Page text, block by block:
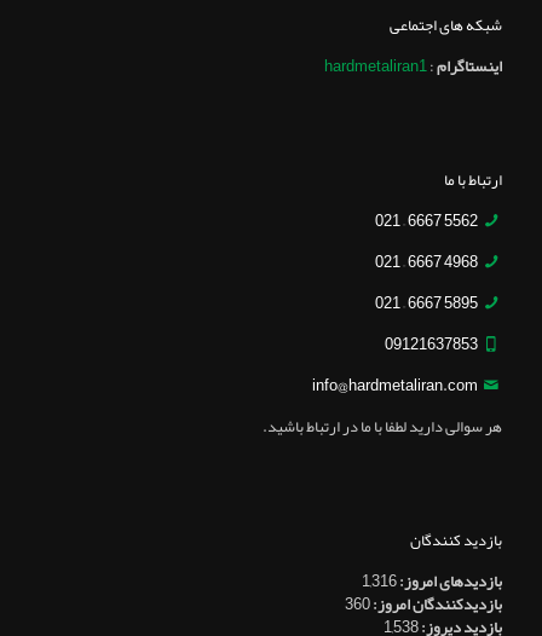
شبکه های اجتماعی
اینستاگرام:
hardmetaliran1
ارتباط با ما
5562 6667 – 021
4968 6667 – 021
5895 6667 – 021
09121637853
info@hardmetaliran.com
هر سوالی دارید لطفا با ما در ارتباط باشید.
بازدید کنندگان
بازدیدهای امروز:1,316
بازدیدکنندگان امروز:360
بازدید دیروز:1,538